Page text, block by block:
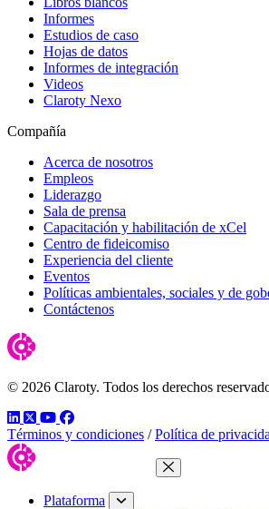
Informes
Estudios de caso
Hojas de datos
Informes de integración
Videos
Claroty Nexo
Compañía
Acerca de nosotros
Empleos
Liderazgo
Sala de prensa
Capacitación y habilitación de xCel
Centro de fideicomiso
Experiencia del cliente
Eventos
Políticas ambientales, sociales y de
Contáctenos
© 2026 Claroty. Todos los derechos
LinkedIn
TwitterYouTube
Facebook
Términos y condiciones / Política de
Cerrar menú
Plataforma